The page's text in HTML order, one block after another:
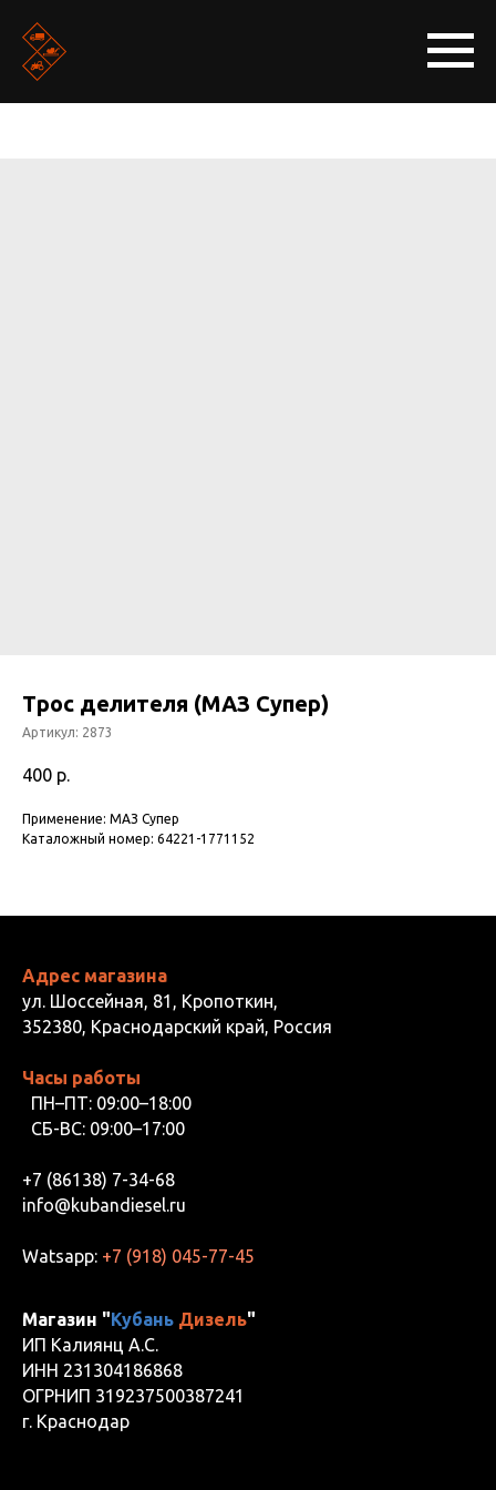
Трос делителя (МАЗ Супер)
Артикул: 2873
400 р.
Применение: МАЗ Супер
Каталожный номер: 64221-1771152
Адрес магазина
ул. Шоссейная, 81, Кропоткин,
352380, Краснодарский край, Россия
Часы работы
ПН–ПТ: 09:00–18:00
СБ-ВС: 09:00–17:00
+7 (86138) 7-34-68
info@kubandiesel.ru
Watsapp: +7 (918) 045-77-45
Магазин "Кубань Дизель"
ИП Калиянц А.С.
ИНН 231304186868
ОГРНИП 319237500387241
г. Краснодар